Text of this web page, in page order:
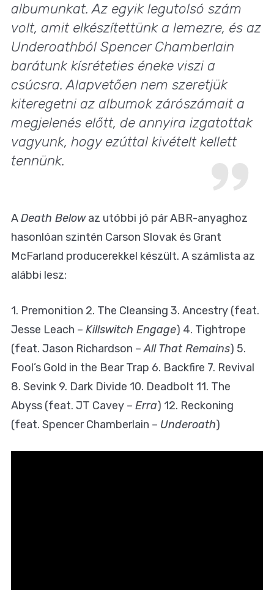
albumunkat. Az egyik legutolsó szám
volt, amit elkészítettünk a lemezre, és az
Underoathból Spencer Chamberlain
barátunk kísréteties éneke viszi a
csúcsra. Alapvetően nem szeretjük
kiteregetni az albumok zárószámait a
megjelenés előtt, de annyira izgatottak
vagyunk, hogy ezúttal kivételt kellett
tennünk.
ADeath Belowaz utóbbi jó pár ABR-anyaghoz
hasonlóan szintén Carson Slovak és Grant
McFarland producerekkel készült. A számlista az
alábbi lesz:
1. Premonition 2. The Cleansing 3. Ancestry (feat.
Jesse Leach – Killswitch Engage) 4. Tightrope
(feat. Jason Richardson –All That Remains) 5.
Fool’s Gold in the Bear Trap 6. Backfire 7. Revival
8. Sevink 9. Dark Divide 10. Deadbolt 11. The
Abyss (feat. JT Cavey – Erra) 12. Reckoning
(feat. Spencer Chamberlain – Underoath)